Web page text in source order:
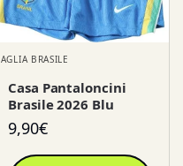
BRASILE
Casa Pantaloncini
Brasile 2026 Blu
9,90€